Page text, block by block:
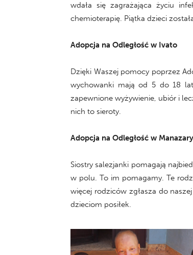
wdała się zagrażająca życiu
chemioterapię. Piątka dzieci
Adopcja na Odległość w Ivato
Dzięki Waszej pomocy poprzez
wychowanki mają od 5 do 18
zapewnione wyżywienie, ubiór i
nich to sieroty.
Adopcja na Odległość w Manazary
Siostry salezjanki pomagają
w polu. To im pomagamy. Te
więcej rodziców zgłasza do
dzieciom posiłek.